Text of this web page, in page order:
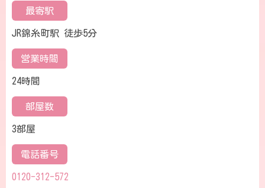
最寄駅
JR錦糸町駅 徒歩5分
営業時間
24時間
部屋数
3部屋
電話番号
0120-312-572